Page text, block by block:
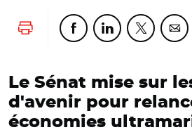
Lancer l'impressionPartager cette page
Partager cette
Partager
Le Sénat mise sur
d'avenir pour
économies